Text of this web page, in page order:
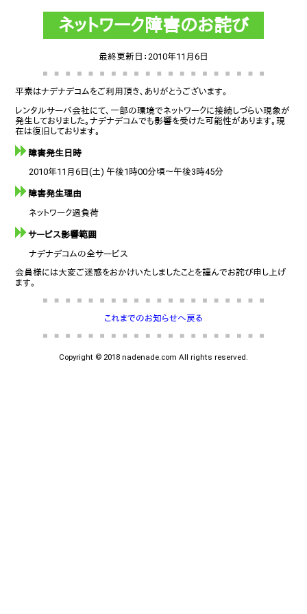
ネットワーク障害のお詫び
最終更新日：2010年11月6日
平素はナデナデコムをご利用頂き、ありがとうございます。
レンタルサーバ会社にて、一部の環境でネットワークに接続しづらい現象が
発生しておりました。ナデナデコムでも影響を受けた可能性があります。現
在は復旧しております。
障害発生日時
2010年11月6日(土) 午後1時00分頃～午後3時45分
障害発生理由
ネットワーク過負荷
サービス影響範囲
ナデナデコムの全サービス
会員様には大変ご迷惑をおかけいたしましたことを謹んでお詫び申し上げ
ます。
これまでのお知らせへ戻る
Copyright © 2018 nadenade.com All rights reserved.